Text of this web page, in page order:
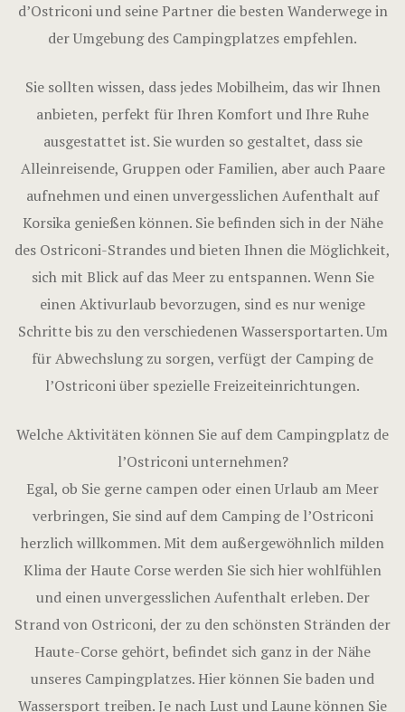
d’Ostriconi und seine Partner die besten Wanderwege in
der Umgebung des Campingplatzes empfehlen.
Sie sollten wissen, dass jedes Mobilheim, das wir Ihnen
anbieten, perfekt für Ihren Komfort und Ihre Ruhe
ausgestattet ist. Sie wurden so gestaltet, dass sie
Alleinreisende, Gruppen oder Familien, aber auch Paare
aufnehmen und einen unvergesslichen Aufenthalt auf
Korsika genießen können. Sie befinden sich in der Nähe
des Ostriconi-Strandes und bieten Ihnen die Möglichkeit,
sich mit Blick auf das Meer zu entspannen. Wenn Sie
einen Aktivurlaub bevorzugen, sind es nur wenige
Schritte bis zu den verschiedenen Wassersportarten. Um
für Abwechslung zu sorgen, verfügt der Camping de
l’Ostriconi über spezielle Freizeiteinrichtungen.
Welche Aktivitäten können Sie auf dem Campingplatz de
l’Ostriconi unternehmen?
Egal, ob Sie gerne campen oder einen Urlaub am Meer
verbringen, Sie sind auf dem Camping de l’Ostriconi
herzlich willkommen. Mit dem außergewöhnlich milden
Klima der Haute Corse werden Sie sich hier wohlfühlen
und einen unvergesslichen Aufenthalt erleben. Der
Strand von Ostriconi, der zu den schönsten Stränden der
Haute-Corse gehört, befindet sich ganz in der Nähe
unseres Campingplatzes. Hier können Sie baden und
Wassersport treiben. Je nach Lust und Laune können Sie